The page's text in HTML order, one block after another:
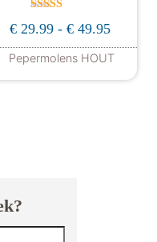
variaties.
d
uit 5
€ 29.99 - € 49.95
Pepermolens HOUT
Dit product